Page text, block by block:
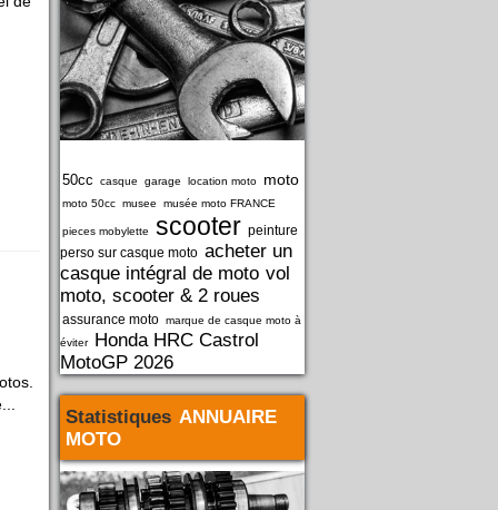
50cc casque garage location moto moto
moto 50cc musee musée moto FRANCE
pieces mobylette scooter peinture
perso sur casque moto acheter un
casque intégral de moto vol
moto, scooter & 2 roues
assurance moto marque de casque moto à
éviter
Honda HRC Castrol
MotoGP 2026
Statistiques ANNUAIRE
MOTO